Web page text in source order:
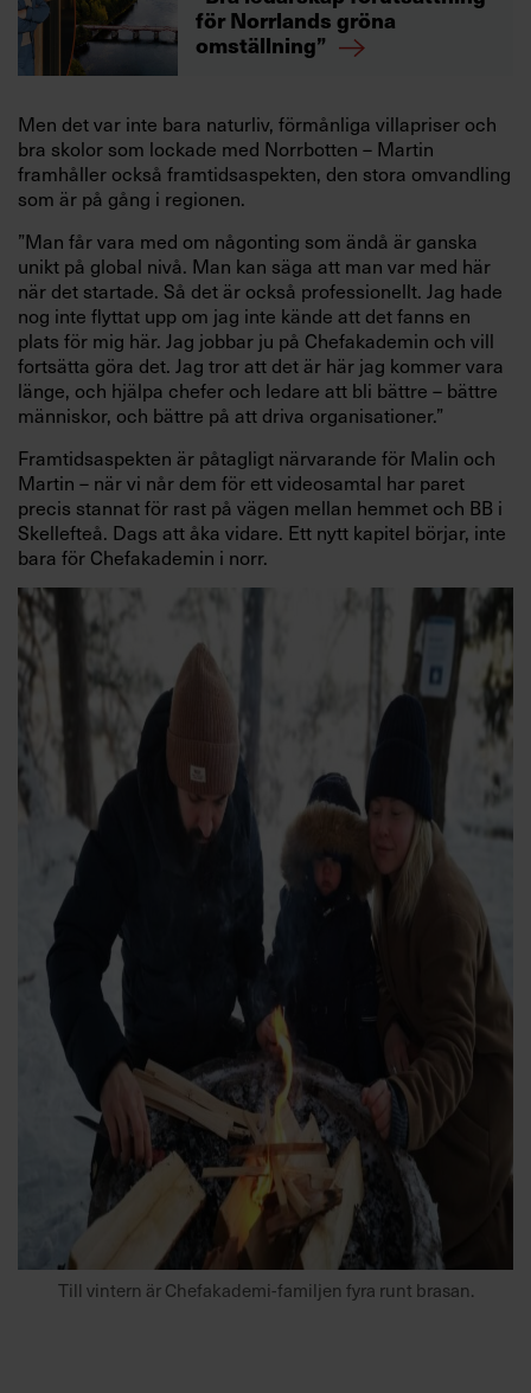
för Norrlands gröna
omställning”
Men det var inte bara naturliv, förmånliga villapriser och
bra skolor som lockade med Norrbotten – Martin
framhåller också framtidsaspekten, den stora omvandling
som är på gång i regionen.
”Man får vara med om någonting som ändå är ganska
unikt på global nivå. Man kan säga att man var med här
när det startade. Så det är också professionellt. Jag hade
nog inte flyttat upp om jag inte kände att det fanns en
plats för mig här. Jag jobbar ju på Chefakademin och vill
fortsätta göra det. Jag tror att det är här jag kommer vara
länge, och hjälpa chefer och ledare att bli bättre – bättre
människor, och bättre på att driva organisationer.”
Framtidsaspekten är påtagligt närvarande för Malin och
Martin – när vi når dem för ett videosamtal har paret
precis stannat för rast på vägen mellan hemmet och BB i
Skellefteå. Dags att åka vidare. Ett nytt kapitel börjar, inte
bara för Chefakademin i norr.
Till vintern är Chefakademi-familjen fyra runt brasan.